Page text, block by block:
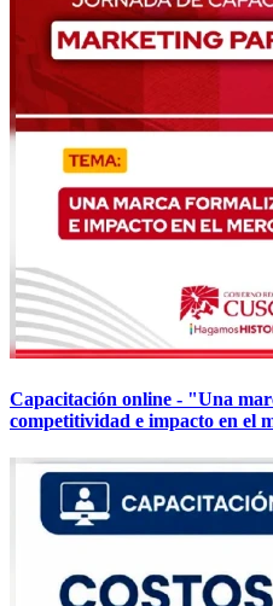
Capacitación online - "Una
competitividad e impacto en el